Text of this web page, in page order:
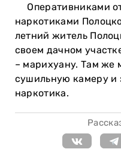
Оперативниками
наркотиками
летний житель
своем дачном
– марихуану. Там же
сушильную камеру и
наркотика.